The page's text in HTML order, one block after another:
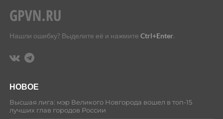
Нашли ошибку? Выделите её и нажмите Ctrl+Enter.
НОВОЕ
Высшая лига: мэр Великого Новгорода вошел в топ-15
лучших глав городов России